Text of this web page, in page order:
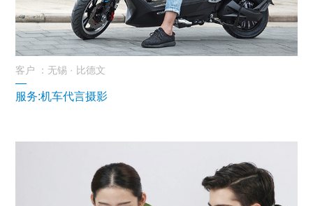
客户 ：无锡 · 比德文
—
服务:机车代言摄影